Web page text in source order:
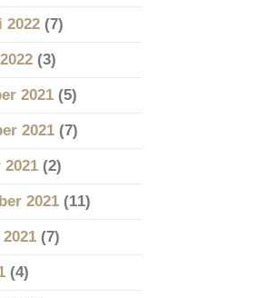
2022(7)
(3)
2021(5)
2021(7)
(2)
2021(11)
(7)
(4)